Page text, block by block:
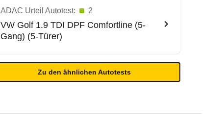
ADAC Urteil Autotest: 2
VW Golf 1.9 TDI DPF Comfortline (5-
Gang) (5-Türer)
Zu den ähnlichen Autotests